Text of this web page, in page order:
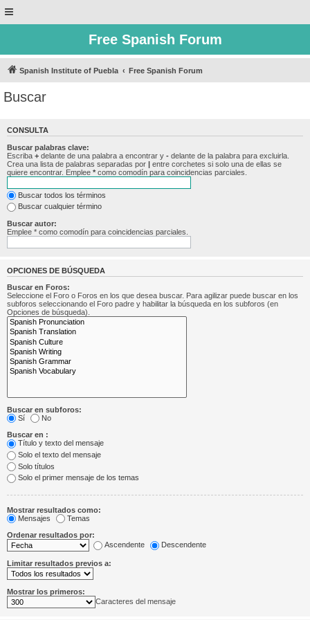
Free Spanish Forum
Spanish Institute of Puebla Free Spanish Forum
Buscar
CONSULTA
Buscar palabras clave:
Escriba + delante de una palabra a encontrar y - delante de la palabra para excluirla.
Crea una lista de palabras separadas por | entre corchetes si solo una de ellas se
quiere encontrar. Emplee * como comodín para coincidencias parciales.
Buscar todos los términos
Buscar cualquier término
Buscar autor:
Emplee * como comodín para coincidencias parciales.
OPCIONES DE BÚSQUEDA
Buscar en Foros:
Seleccione el Foro o Foros en los que desea buscar. Para agilizar puede buscar en los
subforos seleccionando el Foro padre y habilitar la búsqueda en los subforos (en
Opciones de búsqueda).
Buscar en subforos:
Sí
No
Buscar en :
Título y texto del mensaje
Solo el texto del mensaje
Solo títulos
Solo el primer mensaje de los temas
Mostrar resultados como:
Mensajes
Temas
Ordenar resultados por:
Ascendente
Descendente
Limitar resultados previos a:
Mostrar los primeros:
Caracteres del mensaje